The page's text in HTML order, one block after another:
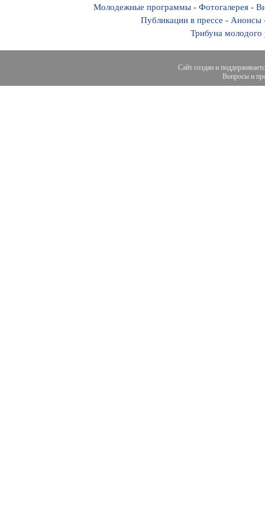
Молодежные программы - Фотогалерея -
Публикации в прессе - Анонсы
Трибуна молодого
Сайт создан и
Вопросы и